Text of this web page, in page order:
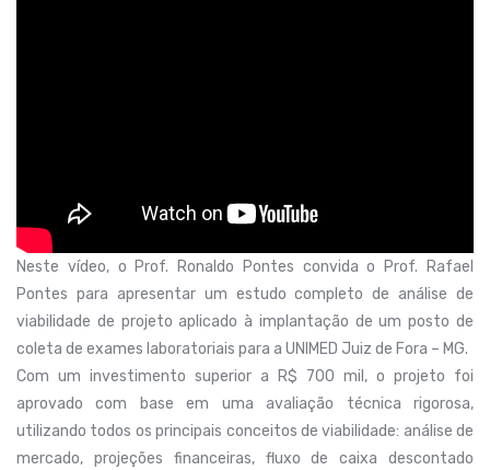
Neste vídeo, o Prof. Ronaldo Pontes convida o Prof. Rafael
Pontes para apresentar um estudo completo de análise de
viabilidade de projeto aplicado à implantação de um posto de
coleta de exames laboratoriais para a UNIMED Juiz de Fora – MG.
Com um investimento superior a R$ 700 mil, o projeto foi
aprovado com base em uma avaliação técnica rigorosa,
utilizando todos os principais conceitos de viabilidade: análise de
mercado, projeções financeiras, fluxo de caixa descontado